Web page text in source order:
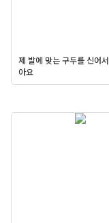
제 발에 맞는 구두를 신어
아요